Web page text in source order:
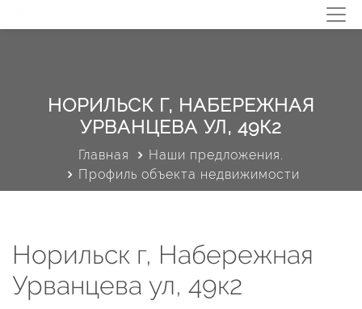
НОРИЛЬСК Г, НАБЕРЕЖНАЯ
УРВАНЦЕВА УЛ, 49К2
Главная
Наши предложения.
Профиль объекта недвижимости
Норильск г, Набережная
Урванцева ул, 49к2